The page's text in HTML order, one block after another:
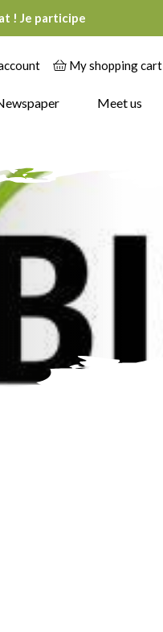
! Je participe
My shopping cart
Meet us